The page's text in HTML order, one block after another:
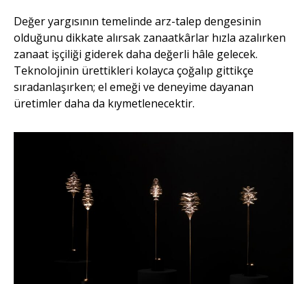
Değer yargısının temelinde arz-talep dengesinin
olduğunu dikkate alırsak zanaatkârlar hızla azalırken
zanaat işçiliği giderek daha değerli hâle gelecek.
Teknolojinin ürettikleri kolayca çoğalıp gittikçe
sıradanlaşırken; el emeği ve deneyime dayanan
üretimler daha da kıymetlenecektir.